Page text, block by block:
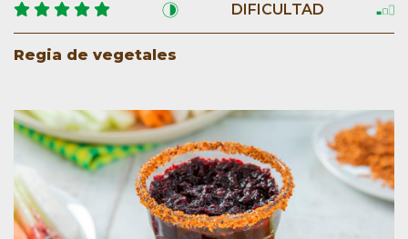
DIFICULTAD
Regia de vegetales